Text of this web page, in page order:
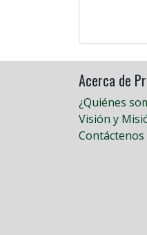
Acerca de
¿Quiénes
Visión y
Contáctenos